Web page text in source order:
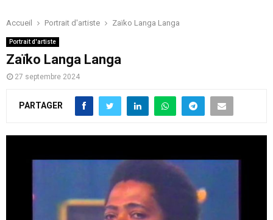
Accueil Portrait d'artiste Zaïko Langa Langa
Portrait d'artiste
Zaïko Langa Langa
27 septembre 2024
PARTAGER